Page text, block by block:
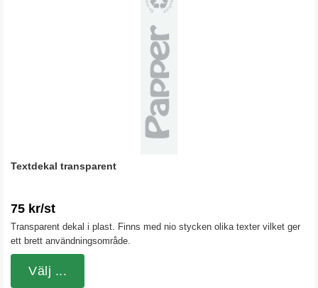
Textdekal transparent
75 kr/st
Transparent dekal i plast. Finns med nio stycken olika texter vilket ger
ett brett användningsområde.
Välj ...